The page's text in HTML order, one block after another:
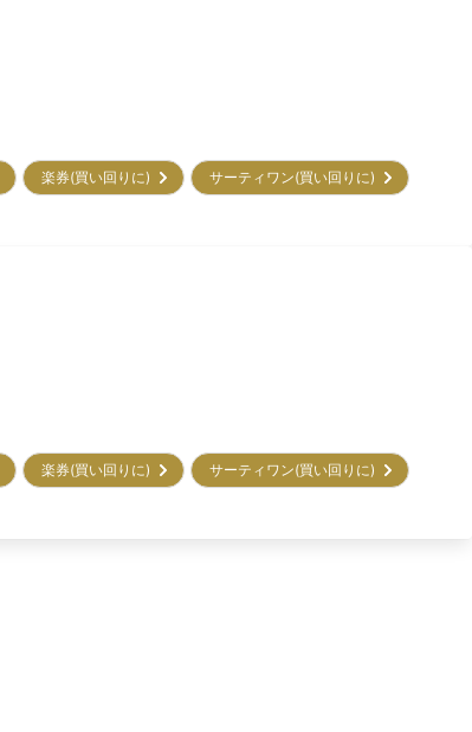
楽券(買い回りに)
サーティワン(買い回りに)
楽券(買い回りに)
サーティワン(買い回りに)